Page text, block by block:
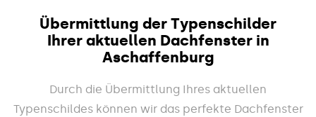
Übermittlung der Typenschilder
Ihrer aktuellen Dachfenster in
Aschaffenburg
Durch die Übermittlung Ihres aktuellen
Typenschildes können wir das perfekte Dachfenster